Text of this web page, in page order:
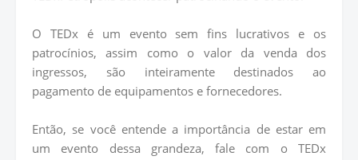
O TEDx é um evento sem fins lucrativos e os
patrocínios, assim como o valor da venda dos
ingressos, são inteiramente destinados ao
pagamento de equipamentos e fornecedores.
Então, se você entende a importância de estar em
um evento dessa grandeza, fale com o TEDx